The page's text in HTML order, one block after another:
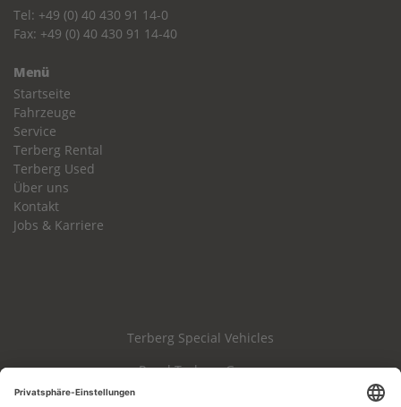
Tel: +49 (0) 40 430 91 14-0
Fax: +49 (0) 40 430 91 14-40
Menü
Startseite
Fahrzeuge
Service
Terberg Rental
Terberg Used
Über uns
Kontakt
Jobs & Karriere
Terberg Special Vehicles
Royal Terberg Group